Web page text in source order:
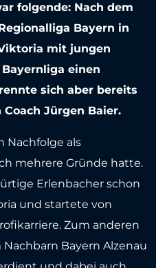
folgende: Nach dem
Bayern in
mit jungen
einen
sich aber bereits
Jürgen Baier.
Nachfolge als
mehrere Gründe hatte.
Erlenbacher schon
und startete von
Zum anderen
Nachbarn Bayern Alzenau